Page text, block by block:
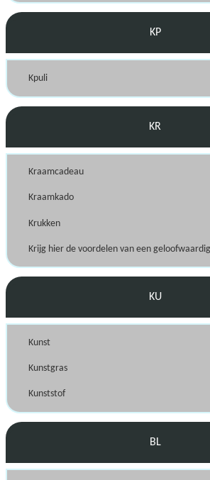
KP
Kpuli
KR
Kraamcadeau
Kraamkado
Krukken
Krijg hier de voordelen van een
KU
Kunst
Kunstgras
Kunststof
BL